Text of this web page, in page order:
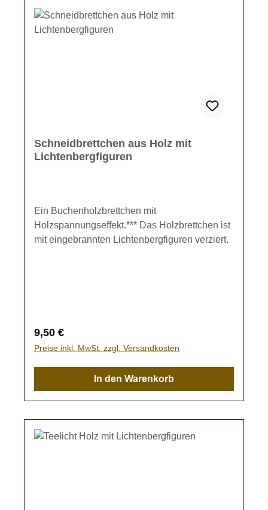
Schneidbrettchen aus Holz mit
Lichtenbergfiguren
Ein Buchenholzbrettchen mit
Holzspannungseffekt.*** Das Holzbrettchen ist
mit eingebrannten Lichtenbergfiguren verziert.
Regulärer Preis:
9,50 €
Preise inkl. MwSt. zzgl. Versandkosten
In den Warenkorb